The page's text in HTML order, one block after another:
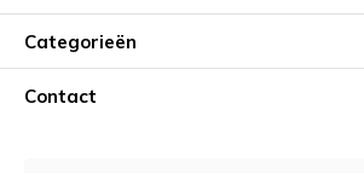
Categorieën
Contact